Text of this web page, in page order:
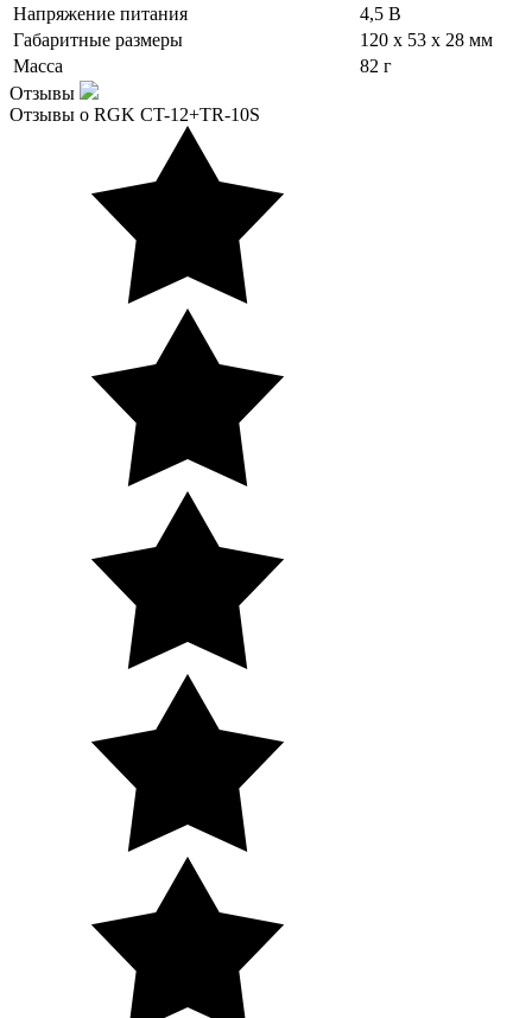
Напряжение питания
4,5 В
Габаритные размеры
120 x 53 x 28 мм
Масса
82 г
Отзывы
Отзывы о RGK CT-12+TR-10S